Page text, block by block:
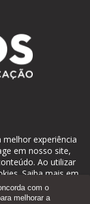
experiência
em nosso site,
Ao utilizar
Saiba mais em
.
com o
melhorar a